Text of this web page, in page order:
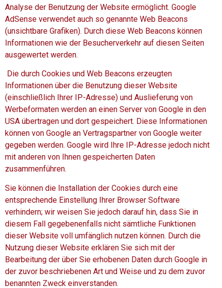
Analyse der Benutzung der Website ermöglicht. Google
AdSense verwendet auch so genannte Web Beacons
(unsichtbare Grafiken). Durch diese Web Beacons können
Informationen wie der Besucherverkehr auf diesen Seiten
ausgewertet werden.
Die durch Cookies und Web Beacons erzeugten
Informationen über die Benutzung dieser Website
(einschließlich Ihrer IP-Adresse) und Auslieferung von
Werbeformaten werden an einen Server von Google in den
USA übertragen und dort gespeichert. Diese Informationen
können von Google an Vertragspartner von Google weiter
gegeben werden. Google wird Ihre IP-Adresse jedoch nicht
mit anderen von Ihnen gespeicherten Daten
zusammenführen.
Sie können die Installation der Cookies durch eine
entsprechende Einstellung Ihrer Browser Software
verhindern; wir weisen Sie jedoch darauf hin, dass Sie in
diesem Fall gegebenenfalls nicht sämtliche Funktionen
dieser Website voll umfänglich nutzen können. Durch die
Nutzung dieser Website erklären Sie sich mit der
Bearbeitung der über Sie erhobenen Daten durch Google in
der zuvor beschriebenen Art und Weise und zu dem zuvor
benannten Zweck einverstanden.